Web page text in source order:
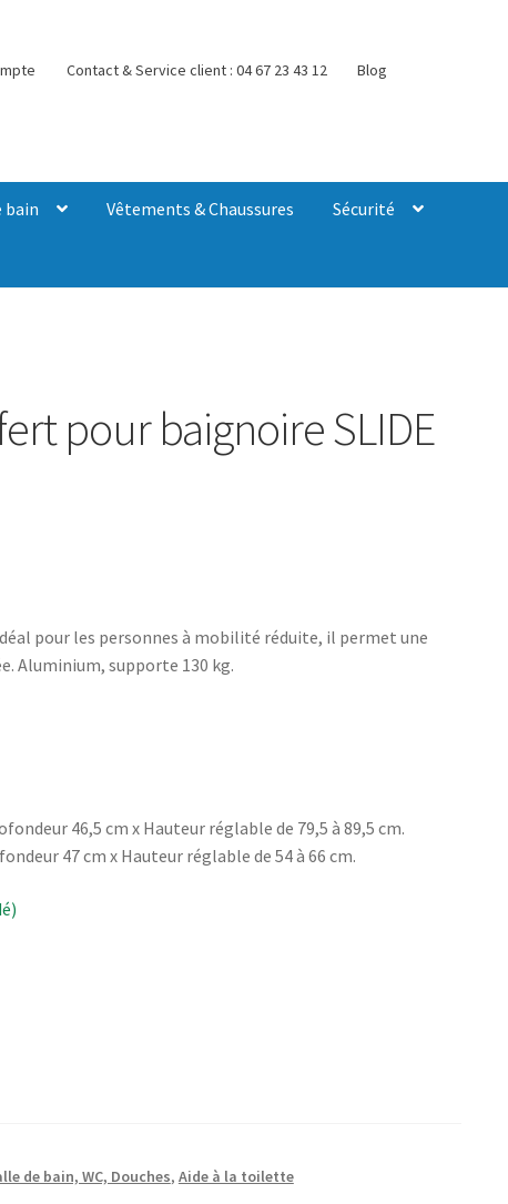
Contact & Service client : 04 67 23 43 12 Blog
bain Vêtements & Chaussures Sécurité
pour baignoire SLIDE
pour les personnes à mobilité réduite, il permet une
Aluminium, supporte 130 kg.
46,5 cm x Hauteur réglable de 79,5 à 89,5 cm.
47 cm x Hauteur réglable de 54 à 66 cm.
de bain, WC, Douches, Aide à la toilette